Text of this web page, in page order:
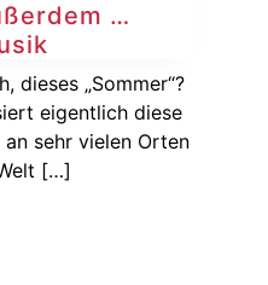
…
dieses „Sommer“?
eigentlich diese
sehr vielen Orten
[…]